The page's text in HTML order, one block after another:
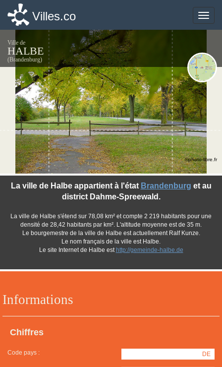
Toggle
Villes.co
Ville de
HALBE
(Brandenburg)
Informations
Chiffres
Code pays : DE
La ville de Halbe appartient à l'état Brandenburg et au
district Dahme-Spreewald.
La ville de Halbe s'étend sur 78,08 km² et compte 2 219 habitants pour une
densité de 28,42 habitants par km². L'altitude moyenne est de 35 m.
Le bourgemestre de la ville de Halbe est actuellement Ralf Kunze.
Le nom français de la ville est Halbe.
Le site Internet de Halbe est http://gemeinde-halbe.de
©photo-libre.fr
Toggle
Villes.co